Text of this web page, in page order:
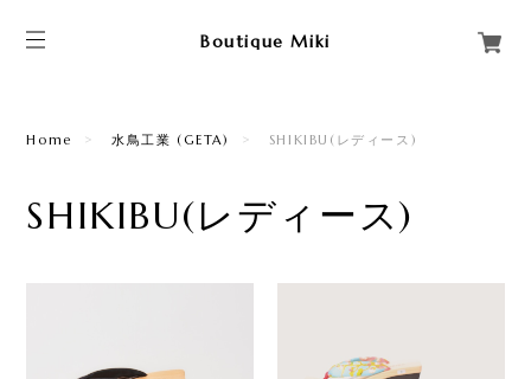
Boutique Miki
Home 水鳥工業 (GETA) SHIKIBU(レディース)
SHIKIBU(レディース)